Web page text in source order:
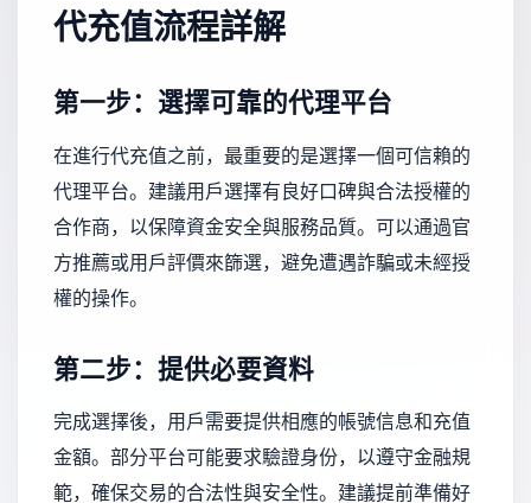
代充值流程詳解
第一步：選擇可靠的代理平台
在進行代充值之前，最重要的是選擇一個可信賴的
代理平台。建議用戶選擇有良好口碑與合法授權的
合作商，以保障資金安全與服務品質。可以通過官
方推薦或用戶評價來篩選，避免遭遇詐騙或未經授
權的操作。
第二步：提供必要資料
完成選擇後，用戶需要提供相應的帳號信息和充值
金額。部分平台可能要求驗證身份，以遵守金融規
範，確保交易的合法性與安全性。建議提前準備好